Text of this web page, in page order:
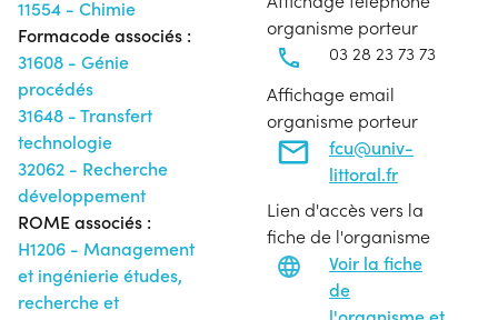
11554 - Chimie
Formacode associés :
31608 - Génie
procédés
31648 - Transfert
technologie
32062 - Recherche
développement
ROME associés :
H1206 - Management
et ingénierie études,
recherche et
organisme porteur
03 28 23 73 73
Affichage email
organisme porteur
fcu@univ-
littoral.fr
Lien d'accès vers la
fiche de l'organisme
Voir la fiche
de